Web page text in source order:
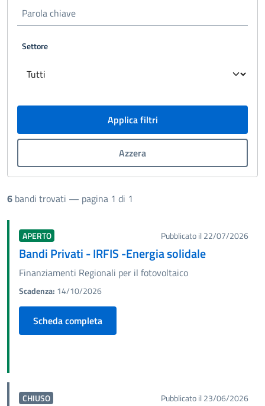
Settore
Applica filtri
Azzera
6 bandi trovati — pagina 1 di 1
APERTO Pubblicato il 22/07/2026
Bandi Privati - IRFIS -Energia solidale
Finanziamenti Regionali per il fotovoltaico
Scadenza: 14/10/2026
Scheda completa
CHIUSO Pubblicato il 23/06/2026